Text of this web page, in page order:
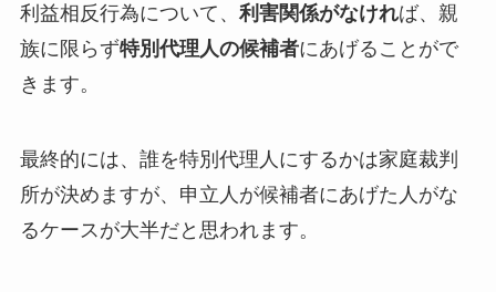
利益相反行為について、 利害関係がなければ、親
族に限らず特別代理人の候補者にあげることがで
きます。
最終的には、誰を特別代理人にするかは家庭裁判
所が決めますが、申立人が候補者にあげた人がな
るケースが大半だと思われます。